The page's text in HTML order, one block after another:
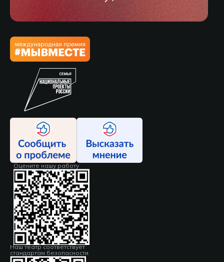
Оцените нашу работу
Наш театр соответствует
стандартам безопасности